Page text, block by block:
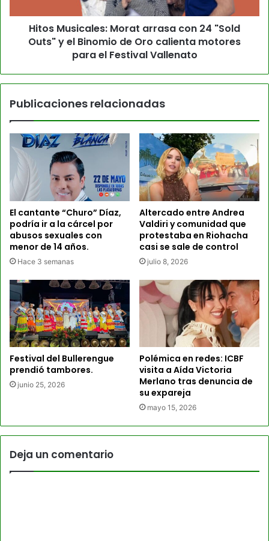
Hitos Musicales: Morat arrasa con 24 "Sold
Outs" y el Binomio de Oro calienta motores
para el Festival Vallenato
Publicaciones relacionadas
El cantante “Churo” Díaz,
podría ir a la cárcel por
abusos sexuales con
menor de 14 años.
Hace 3 semanas
Altercado entre Andrea
Valdiri y comunidad que
protestaba en Riohacha
casi se sale de control
julio 8, 2026
Festival del Bullerengue
prendió tambores.
junio 25, 2026
Polémica en redes: ICBF
visita a Aída Victoria
Merlano tras denuncia de
su expareja
mayo 15, 2026
Deja un comentario